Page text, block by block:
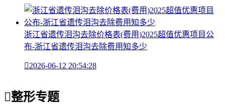
浙江省遗传泪沟去除价格表(费用)2025超值优惠项目公
布-浙江省遗传泪沟去除费用知多少
2026-06-12 20:54:28
整形专题